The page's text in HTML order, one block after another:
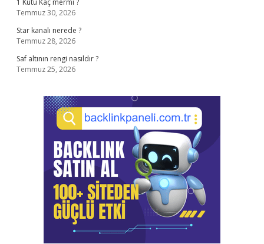
1 Kutu Kaç mermi ?
Temmuz 30, 2026
Star kanalı nerede ?
Temmuz 28, 2026
Saf altının rengi nasıldır ?
Temmuz 25, 2026